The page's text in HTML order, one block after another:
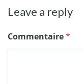
Leave a reply
Commentaire*